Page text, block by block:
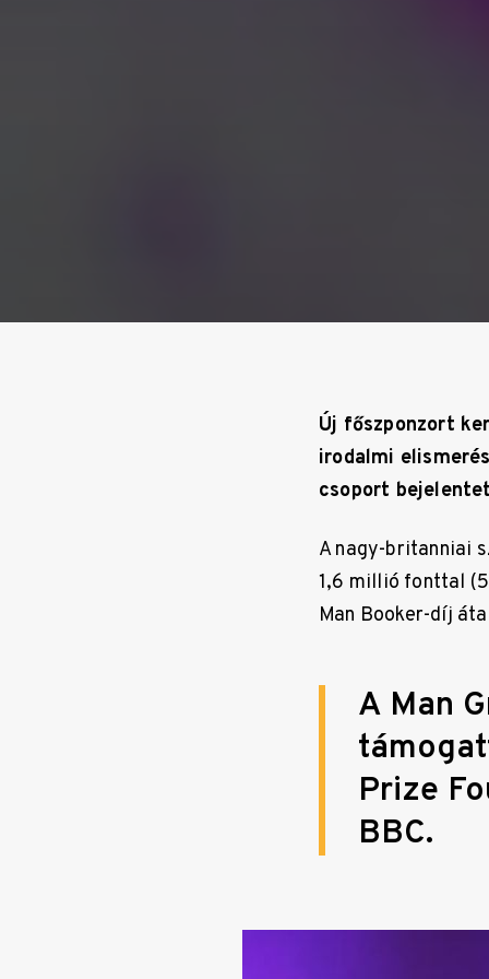
Új főszponzort
irodalmi
csoport
A nagy-britanniai
1,6 millió fonttal
Man Booker-díj
A Man
Prize
BBC.